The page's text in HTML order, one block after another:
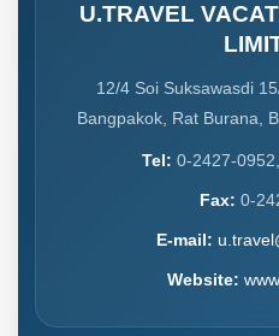
U.TRAVEL
12/4 Soi Suksawasdi
Bangpakok, Rat Burana,
Tel: 0-2427-
Fax: 0-
E-mail:
Website: